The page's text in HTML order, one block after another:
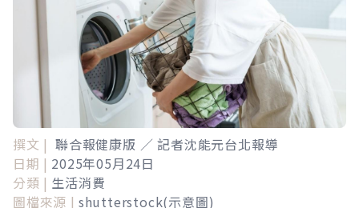
撰文 | 聯合報健康版 ／ 記者沈能元台北報導
日期 | 2025年05月24日
分類 | 生活消費
圖檔來源 | shutterstock(示意圖)